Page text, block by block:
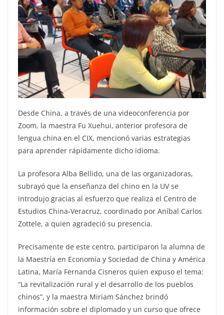
Desde China, a través de una videoconferencia por
Zoom, la maestra Fu Xuehui, anterior profesora de
lengua china en el CIX, mencionó varias estrategias
para aprender rápidamente dicho idioma.
La profesora Alba Bellido, una de las organizadoras,
subrayó que la enseñanza del chino en la UV se
introdujo gracias al esfuerzo que realiza el Centro de
Estudios China-Veracruz, coordinado por Aníbal Carlos
Zottele, a quien agradeció su presencia.
Precisamente de este centro, participaron la alumna de
la Maestría en Economía y Sociedad de China y América
Latina, María Fernanda Cisneros quien expuso el tema:
“La revitalización rural y el desarrollo de los pueblos
chinos”, y la maestra Miriam Sánchez brindó
información sobre el diplomado y un curso que ofrece